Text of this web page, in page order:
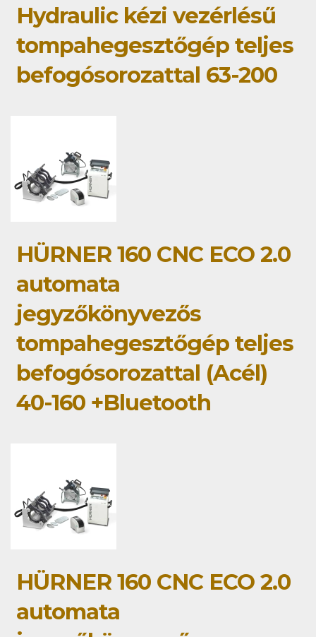
Hydraulic kézi vezérlésű
tompahegesztőgép teljes
befogósorozattal 63-200
HÜRNER 160 CNC ECO 2.0
automata
jegyzőkönyvezős
tompahegesztőgép teljes
befogósorozattal (Acél)
40-160 +Bluetooth
HÜRNER 160 CNC ECO 2.0
automata